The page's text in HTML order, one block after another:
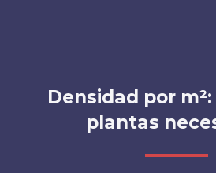
Densidad por
plantas